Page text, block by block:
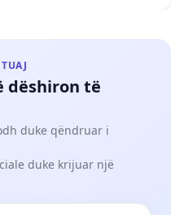
dëshiron të
duke qëndruar i
duke krijuar një